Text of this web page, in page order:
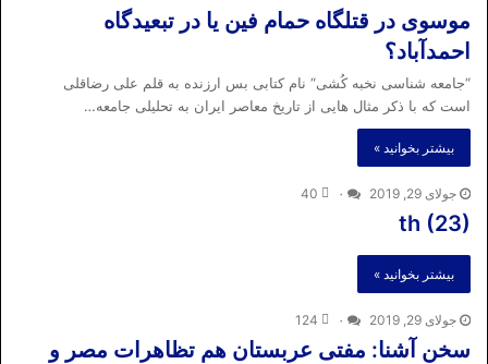
موسوی در قتلگاه حمام فین یا در تبعیدگاه
احمدآباد؟
“جامعه شناسی نخبه کُشی“ نام کتابی بس ارزنده به قلم علی رضاقلی
است که با ذکر مثال هایی از تاریخ معاصر ایران به تحلیلی جامعه…
بیشتر بخوانید »
جولای 29, 2019 ۰ 40
th (23)
بیشتر بخوانید »
جولای 29, 2019 ۰ 124
سخن آشنا: مفتی عربستان هم تظاهرات مصر و